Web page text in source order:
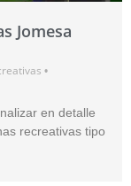
Jomesa
•
en detalle
recreativas tipo